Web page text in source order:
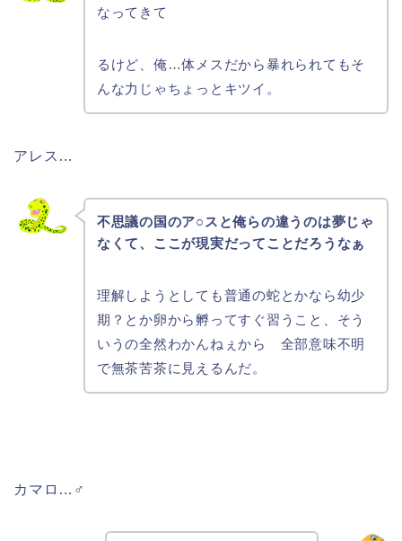
なってきて
るけど、 俺…体メスだから暴れられてもそ
んな力じゃちょっとキツイ。
アレス…
不思議の国のア○スと俺らの違うのは夢じゃ
なくて、ここが現実だってことだろうなぁ
理解しようとしても普通の蛇とかなら幼少
期？とか卵から孵ってすぐ習うこと、そう
いうの全然わかんねぇから 全部意味不明
で無茶苦茶に見えるんだ。
カマロ…♂